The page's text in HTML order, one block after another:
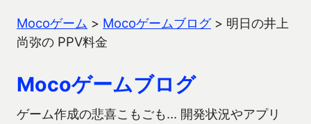
Mocoゲーム > Mocoゲームブログ> 明日の井上
尚弥の PPV料金
Mocoゲームブログ
ゲーム作成の悲喜こもごも… 開発状況やアプリ